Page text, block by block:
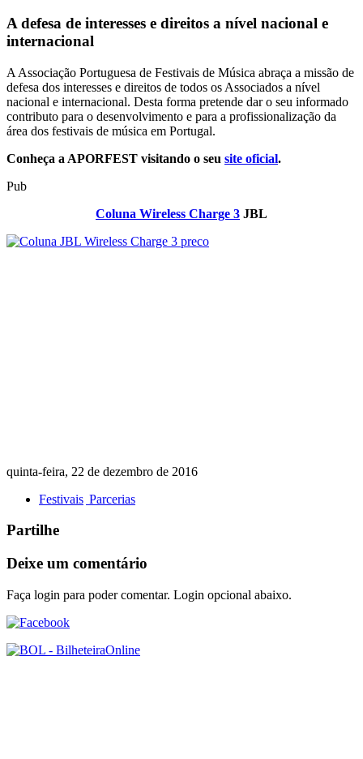
A defesa de interesses e direitos a nível nacional e
internacional
A Associação Portuguesa de Festivais de Música abraça a missão de
defesa dos interesses e direitos de todos os Associados a nível
nacional e internacional. Desta forma pretende dar o seu informado
contributo para o desenvolvimento e para a profissionalização da
área dos festivais de música em Portugal.
Conheça a APORFEST visitando o seu site oficial.
Pub
Coluna Wireless Charge 3 JBL
quinta-feira, 22 de dezembro de 2016
Festivais Parcerias
Partilhe
Deixe um comentário
Faça login para poder comentar. Login opcional abaixo.